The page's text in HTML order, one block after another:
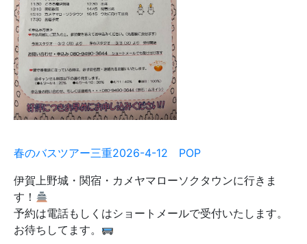
春のバスツアー三重2026-4-12 POP
伊賀上野城・関宿・カメヤマローソクタウンに行きま
す！
予約は電話もしくはショートメールで受付いたします。
お待ちしてます。